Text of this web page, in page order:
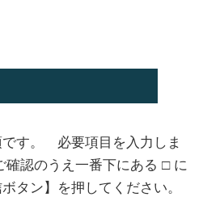
です。 必要項目を入力しま
確認のうえ一番下にある □ に
タン】を押してください。